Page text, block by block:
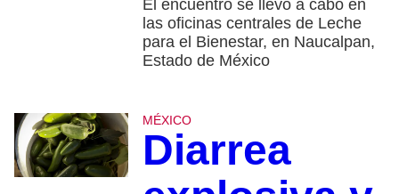
El encuentro se llevó a cabo en
las oficinas centrales de Leche
para el Bienestar, en Naucalpan,
Estado de México
MÉXICO
Diarrea